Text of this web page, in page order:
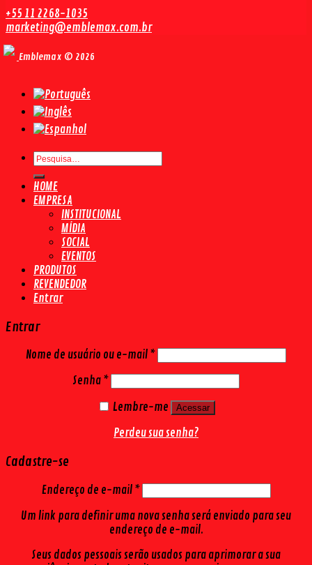
+55 11 2268-1035
marketing@emblemax.com.br
Emblemax © 2026
Pesquisar
por:
HOME
EMPRESA
INSTITUCIONAL
MÍDIA
SOCIAL
EVENTOS
PRODUTOS
REVENDEDOR
Entrar
Entrar
Nome de usuário ou e-mail *
Senha *
Lembre-me
Acessar
Perdeu sua senha?
Cadastre-se
Endereço de e-mail *
Um link para definir uma nova senha será enviado para seu
endereço de e-mail.
Seus dados pessoais serão usados para aprimorar a sua